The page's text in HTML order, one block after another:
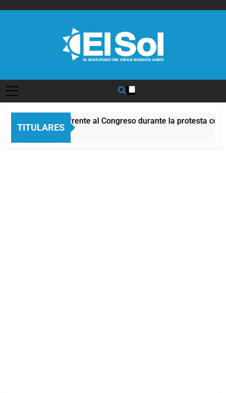
TITULARES
Incidentes frente al Congreso durante la protesta
2 Horas Atrás